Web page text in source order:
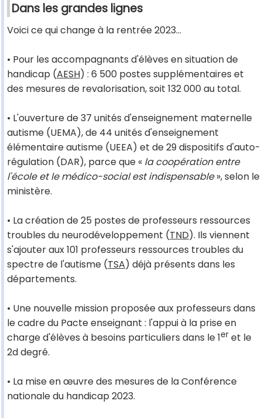
Dans les grandes lignes
Voici ce qui change à la rentrée 2023…
• Pour les accompagnants d'élèves en situation de
handicap (AESH) : 6 500 postes supplémentaires et
des mesures de revalorisation, soit 132 000 au total.
• L'ouverture de 37 unités d'enseignement maternelle
autisme (UEMA), de 44 unités d'enseignement
élémentaire autisme (UEEA) et de 29 dispositifs d'auto-
régulation (DAR), parce que « la coopération entre
l'école et le médico-social est indispensable», selon le
ministère.
• La création de 25 postes de professeurs ressources
troubles du neurodéveloppement (TND). Ils viennent
s'ajouter aux 101 professeurs ressources troubles du
spectre de l'autisme (TSA) déjà présents dans les
départements.
• Une nouvelle mission proposée aux professeurs dans
le cadre du Pacte enseignant : l'appui à la prise en
charge d'élèves à besoins particuliers dans le 1er et le
2d degré.
• La mise en œuvre des mesures de la Conférence
nationale du handicap 2023.